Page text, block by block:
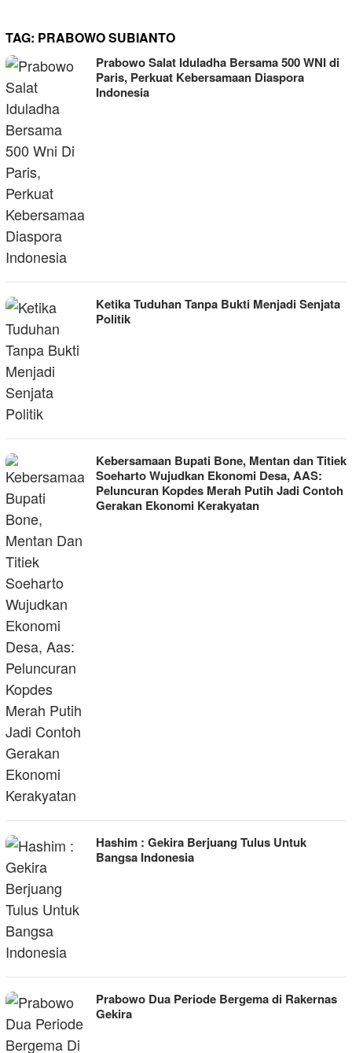
TAG: PRABOWO SUBIANTO
Prabowo Salat Iduladha Bersama 500 WNI di
Paris, Perkuat Kebersamaan Diaspora
Indonesia
Ketika Tuduhan Tanpa Bukti Menjadi Senjata
Politik
Kebersamaan Bupati Bone, Mentan dan Titiek
Soeharto Wujudkan Ekonomi Desa, AAS:
Peluncuran Kopdes Merah Putih Jadi Contoh
Gerakan Ekonomi Kerakyatan
Hashim : Gekira Berjuang Tulus Untuk
Bangsa Indonesia
Prabowo Dua Periode Bergema di Rakernas
Gekira